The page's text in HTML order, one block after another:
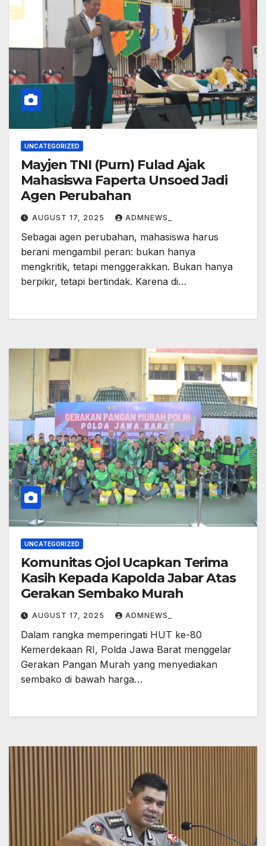
UNCATEGORIZED
Mayjen TNI (Purn) Fulad Ajak
Mahasiswa Faperta Unsoed Jadi
Agen Perubahan
AUGUST 17, 2025 ADMNEWS_
Sebagai agen perubahan, mahasiswa harus
berani mengambil peran: bukan hanya
mengkritik, tetapi menggerakkan. Bukan hanya
berpikir, tetapi bertindak. Karena di…
UNCATEGORIZED
Komunitas Ojol Ucapkan Terima
Kasih Kepada Kapolda Jabar Atas
Gerakan Sembako Murah
AUGUST 17, 2025 ADMNEWS_
Dalam rangka memperingati HUT ke-80
Kemerdekaan RI, Polda Jawa Barat menggelar
Gerakan Pangan Murah yang menyediakan
sembako di bawah harga…